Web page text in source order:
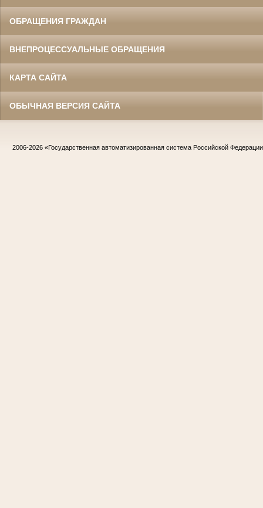
ОБРАЩЕНИЯ ГРАЖДАН
ВНЕПРОЦЕССУАЛЬНЫЕ ОБРАЩЕНИЯ
КАРТА САЙТА
ОБЫЧНАЯ ВЕРСИЯ САЙТА
2006-2026 «Государственная автоматизированная система Российской